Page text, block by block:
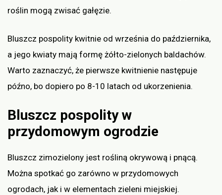
roślin mogą zwisać gałęzie.
Bluszcz pospolity kwitnie od września do października,
a jego kwiaty mają formę żółto-zielonych baldachów.
Warto zaznaczyć, że pierwsze kwitnienie następuje
późno, bo dopiero po 8-10 latach od ukorzenienia.
Bluszcz pospolity w
przydomowym ogrodzie
Bluszcz zimozielony jest rośliną okrywową i pnącą.
Można spotkać go zarówno w przydomowych
ogrodach, jak i w elementach zieleni miejskiej.